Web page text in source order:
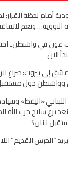
أمام لحظة القرار:
النووية… ونعم
عون في واشنطن..
الآن
إلى بيروت: صراع
وواشنطن حول
اللبناني «اليقظ»
نزع سلاح حزب الله
لبنان؟
“الحرس القديم”